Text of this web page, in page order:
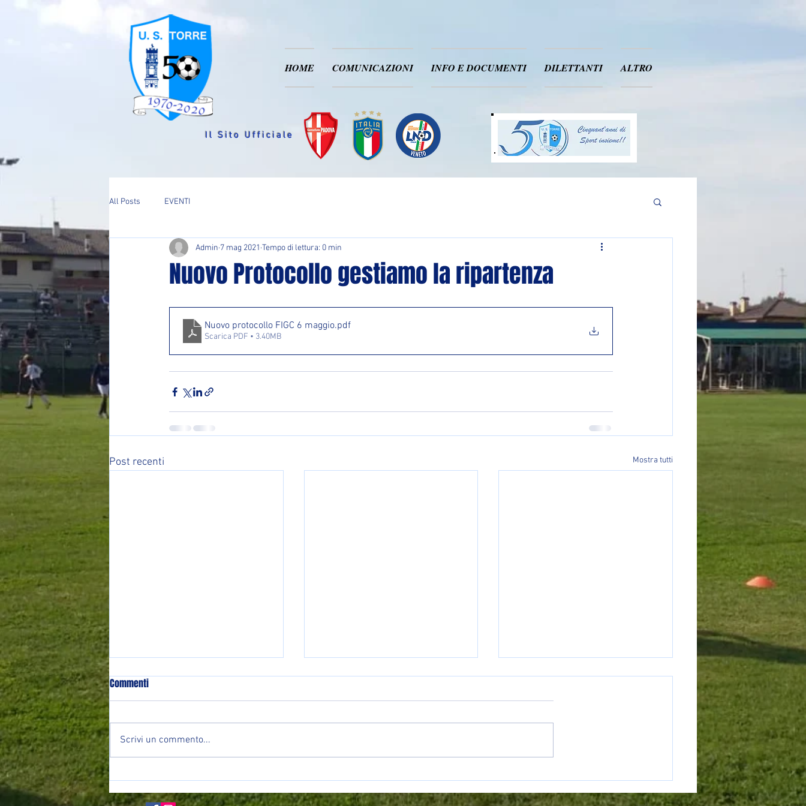
HOME COMUNICAZIONI INFO E DOCUMENTI DILETTANTI ALTRO
Il Sito Ufficiale
All Posts EVENTI
Nuovo Protocollo gestiamo la ripartenza
Admin 7 mag 2021 Tempo di lettura: 0 min
Nuovo protocollo FIGC 6 maggio.pdf
Scarica PDF • 3.40MB
Post recenti Mostra tutti
Contributo del Comune di Padova
2021/22
CALCIO ALLE MACERIE 11-12 Giugno
2022
Junior Camp Torre 2022
Commenti
Scrivi un commento...